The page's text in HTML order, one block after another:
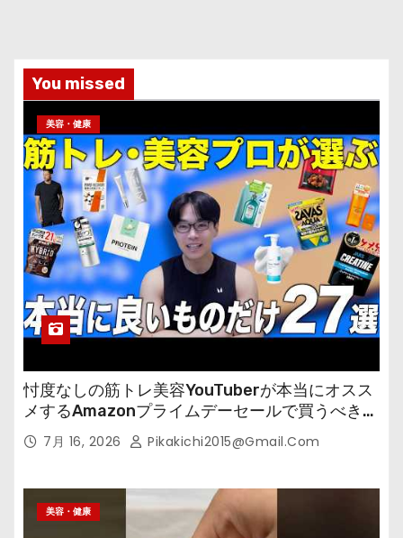
You missed
美容・健康
忖度なしの筋トレ美容YouTuberが本当にオスス
メするAmazonプライムデーセールで買うべきも
の 7月 16, 2026 Pikakichi2015@gmail.com
美容・健康